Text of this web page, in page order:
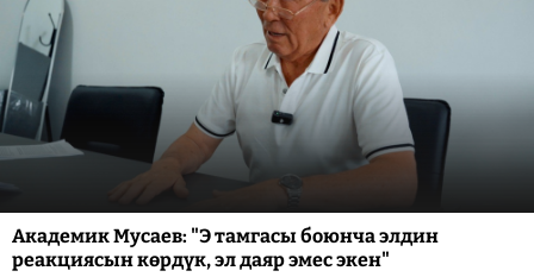
Академик Мусаев: "Э тамгасы боюнча элдин
реакциясын көрдүк, эл даяр эмес экен"